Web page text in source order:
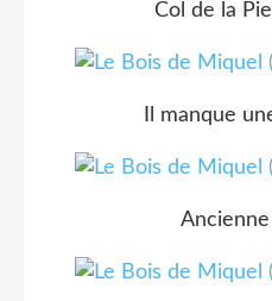
Col de la
Il manque